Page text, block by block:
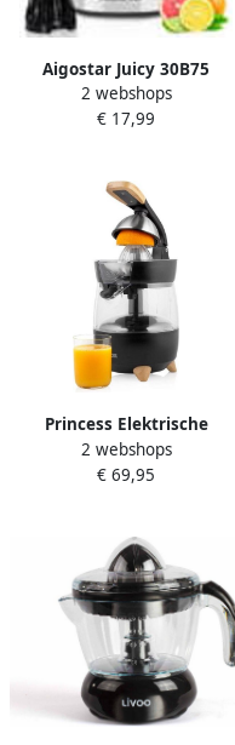
Aigostar Juicy 30B75
Citruspers Elektrische
Citruspers 40W Zwart Zilver
2 webshops
€ 17,99
Princess Elektrische
Citruspers Pure 201862 –
Luxueus eigen design – 300
2 webshops
€ 69,95